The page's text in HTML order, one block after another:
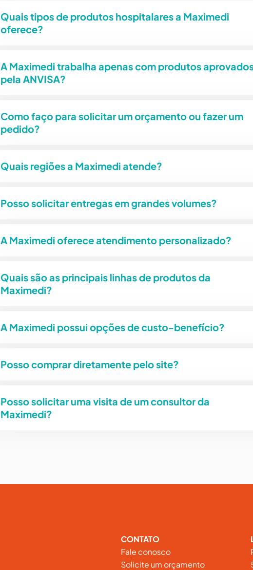
Quais tipos de produtos hospitalares a Maximedi
oferece?
A Maximedi trabalha apenas com produtos
pela ANVISA?
Como faço para solicitar um orçamento ou fazer um
pedido?
Quais regiões a Maximedi atende?
Posso solicitar entregas em grandes volumes?
A Maximedi oferece atendimento personalizado?
Quais são as principais linhas de produtos da
Maximedi?
A Maximedi possui opções de custo-benefício?
Posso comprar diretamente pelo site?
Posso solicitar uma visita de um consultor da
Maximedi?
CONTATO
Fale conosco
Solicite um orçamento